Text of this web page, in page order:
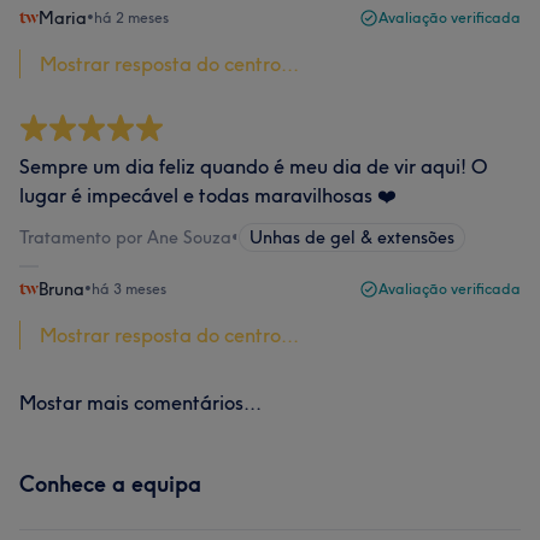
Maria•há 2 meses Avaliação verificada
Mostrar resposta do centro...
Sempre um dia feliz quando é meu dia de vir aqui! O
lugar é impecável e todas maravilhosas ❤️
Tratamento por Ane Souza• Unhas de gel & extensões
Bruna•há 3 meses Avaliação verificada
Mostrar resposta do centro...
Mostar mais comentários...
Conhece a equipa